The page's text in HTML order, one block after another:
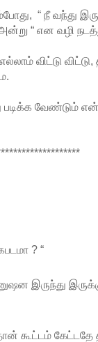
“ நீ வந்து
“ என வழி
விட்டு
வேண்டும்
? “
இருந்து
கூட்டம் கேட்டதே